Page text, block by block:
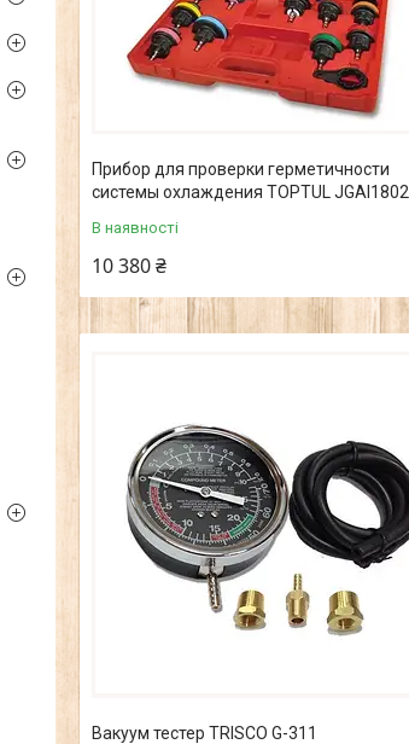
Прибор для проверки герметичности
системы охлаждения TOPTUL JGAI1802
В наявності
10 380 ₴
Вакуум тестер TRISCO G-311